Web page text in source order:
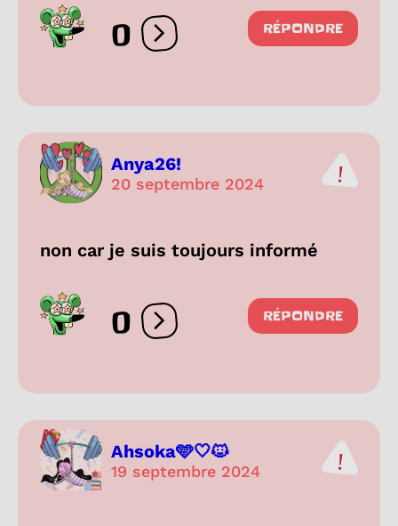
0 Ouvrir les réactions
RÉPONDRE
Anya26!
20 septembre 2024
non car je suis toujours informé
0 Ouvrir les réactions
RÉPONDRE
Ahsoka🩵🤍🐱
19 septembre 2024